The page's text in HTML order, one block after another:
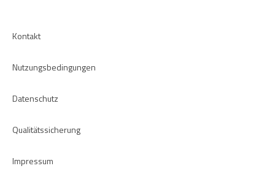
Kontakt
Nutzungsbedingungen
Datenschutz
Qualitätssicherung
Impressum